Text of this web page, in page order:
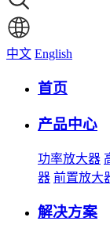
中文 English
首页
产品中心
功率放大器
器 前置放大
解决方案